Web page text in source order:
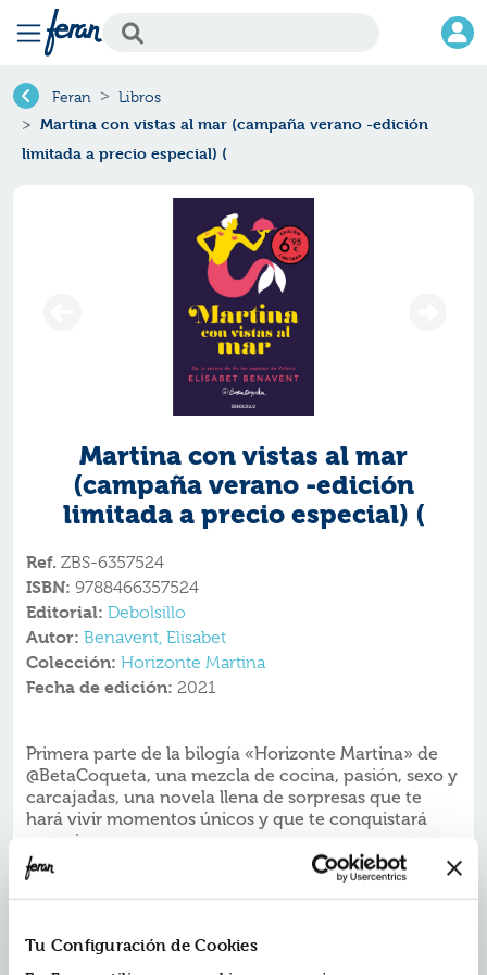
Tu Configuración de Cookies
Feran Libros
Martina con vistas al mar (campaña verano -edición
limitada a precio especial) (
Martina con vistas al mar
(campaña verano -edición
limitada a precio especial) (
Ref. ZBS-6357524
ISBN: 9788466357524
Editorial: Debolsillo
Autor: Benavent, Elisabet
Colección: Horizonte Martina
Fecha de edición: 2021
Primera parte de la bilogía «Horizonte Martina» de
@BetaCoqueta, una mezcla de cocina, pasión, sexo y
carcajadas, una novela llena de sorpresas que te
hará vivir momentos únicos y que te conquistará
para siempre.
Placer para los sentidos
Si te llamas Martina, llevas siempre la melena recogida,
eres absolutamente cerebral...
de El Mar...